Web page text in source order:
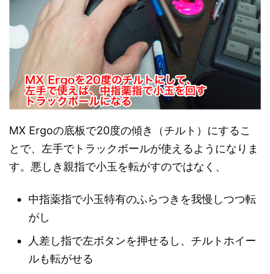
MX Ergoの底板で20度の傾き（チルト）にするこ
とで、左手でトラックボールが使えるようになりま
す。悪しき親指で小玉を転がすのではなく、
中指薬指で小玉特有のふらつきを我慢しつつ転
がし
人差し指で左ボタンを押せるし、チルトホイー
ルも転がせる